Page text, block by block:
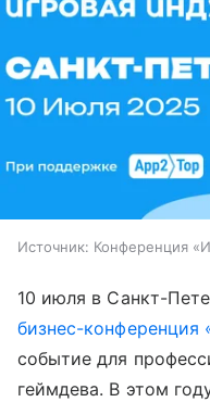
Источник: Конференция
10 июля в Санкт-
бизнес-конференция
событие для
геймдева. В этом